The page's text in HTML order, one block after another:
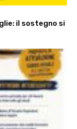
il sostegno si